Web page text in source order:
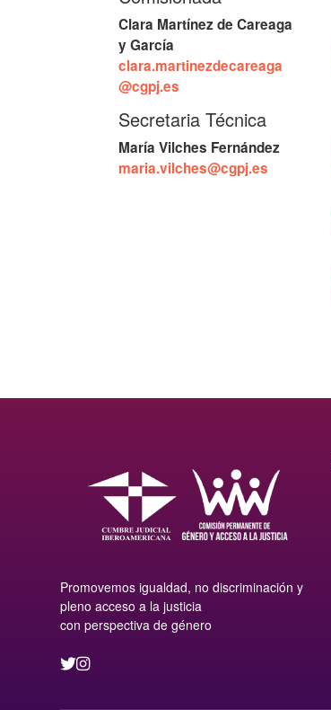
Clara Martínez de Careaga
y García
clara.martinezdecareaga
@cgpj.es
Secretaria Técnica
María Vilches Fernández
maria.vilches@cgpj.es
Promovemos igualdad, no discriminación y
pleno acceso a la justicia
con perspectiva de género